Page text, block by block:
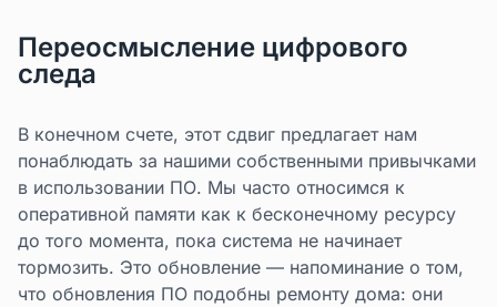
Переосмысление цифрового
следа
В конечном счете, этот сдвиг предлагает нам
понаблюдать за нашими собственными привычками
в использовании ПО. Мы часто относимся к
оперативной памяти как к бесконечному ресурсу
до того момента, пока система не начинает
тормозить. Это обновление — напоминание о том,
что обновления ПО подобны ремонту дома: они